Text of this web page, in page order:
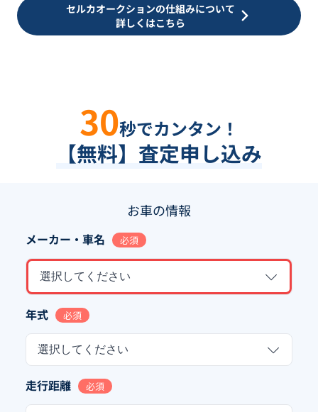
セルカオークションの仕組みについて
詳しくはこちら
30秒でカンタン！
【無料】査定申し込み
お車の情報
メーカー・車名 必須
選択してください
年式 必須
選択してください
走行距離 必須